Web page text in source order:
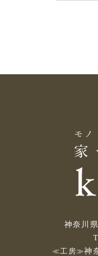
神奈川
≪工房≫神